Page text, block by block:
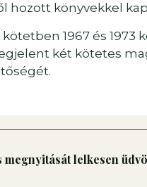
hozott könyvekkel
1967 és
két kötetes
megnyitását lelkesen